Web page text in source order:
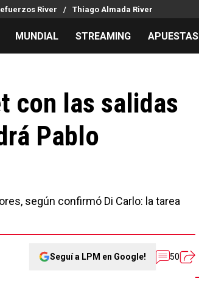
River Thiago Almada River
Streaming
Entradas
Hinchas
Los goles de River
Noticias
Guías
MUNDIAL STREAMING APUESTAS
con las salidas
Pablo
según confirmó Di Carlo: la tarea
Seguí a LPM en Google! 50